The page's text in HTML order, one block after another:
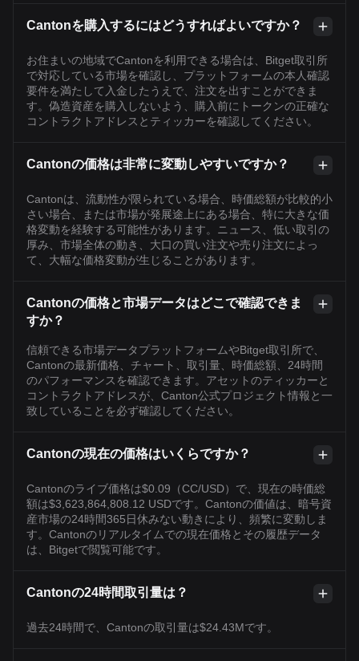
Cantonを購入するにはどうすればよいですか？
お住まいの地域でCantonを利用できる場合は、Bitget取引所
で対応している市場を確認し、プラットフォームの本人確認
要件を満たして入金したうえで、注文を出すことができま
す。偽造資産を購入しないよう、購入前にトークンの正確な
コントラクトアドレスとティッカーを確認してください。
Cantonの価格は非常に変動しやすいですか？
Cantonは、流動性が限られている場合、時価総額が比較的小
さい場合、または市場が発展途上にある場合、特に大きな価
格変動を経験する可能性があります。ニュース、低い取引の
厚み、市場全体の動き、大口の買い注文や売り注文によっ
て、大幅な価格変動が生じることがあります。
Cantonの価格と市場データはどこで確認できま
すか？
信頼できる市場データプラットフォームやBitget取引所で、
Cantonの最新価格、チャート、取引量、時価総額、24時間
のパフォーマンスを確認できます。アセットのティッカーと
コントラクトアドレスが、Canton公式プロジェクト情報と一
致していることを必ず確認してください。
Cantonの現在の価格はいくらですか？
Cantonのライブ価格は$0.09（CC/USD）で、現在の時価総
額は$3,623,864,808.12 USDです。Cantonの価値は、暗号資
産市場の24時間365日休みない動きにより、頻繁に変動しま
す。Cantonのリアルタイムでの現在価格とその履歴データ
は、Bitgetで閲覧可能です。
Cantonの24時間取引量は？
過去24時間で、Cantonの取引量は$24.43Mです。